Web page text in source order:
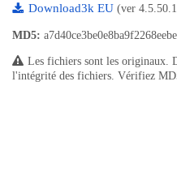
Download3k EU (ver
MD5:
Les fichiers sont les originaux.
l'intégrité des fichiers. Vérifiez